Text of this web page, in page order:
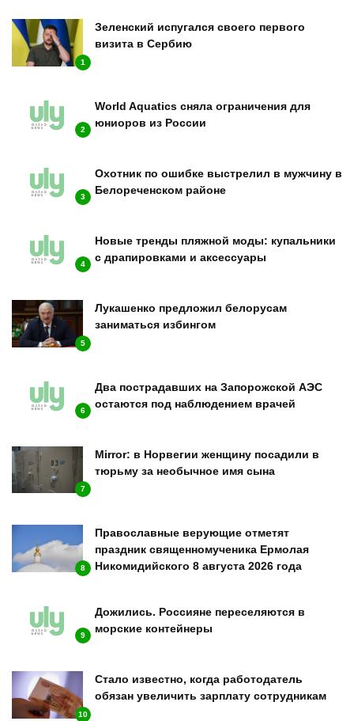
1
Зеленский испугался своего первого
визита в Сербию
2
World Aquatics сняла ограничения для
юниоров из России
3
Охотник по ошибке выстрелил в мужчину в
Белореченском районе
4
Новые тренды пляжной моды: купальники
с драпировками и аксессуары
5
Лукашенко предложил белорусам
заниматься избингом
6
Два пострадавших на Запорожской АЭС
остаются под наблюдением врачей
7
Mirror: в Норвегии женщину посадили в
тюрьму за необычное имя сына
8
Православные верующие отметят
праздник священномученика Ермолая
Никомидийского 8 августа 2026 года
9
Дожились. Россияне переселяются в
морские контейнеры
10
Стало известно, когда работодатель
обязан увеличить зарплату сотрудникам